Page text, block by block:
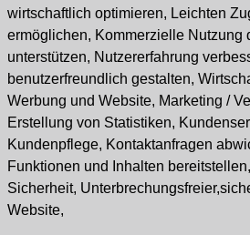
wirtschaftlich optimieren, Leichten
ermöglichen, Kommerzielle Nutzung
unterstützen, Nutzererfahrung
benutzerfreundlich gestalten,
Werbung und Website, Marketing /
Erstellung von Statistiken,
Kundenpflege, Kontaktanfragen
Funktionen und Inhalten
Sicherheit,
Website,